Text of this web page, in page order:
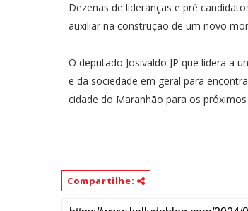
Dezenas de lideranças e pré
auxiliar na construção de um novo
O deputado Josivaldo JP que lidera a
e da sociedade em geral para
cidade do Maranhão para os
Compartilhe: